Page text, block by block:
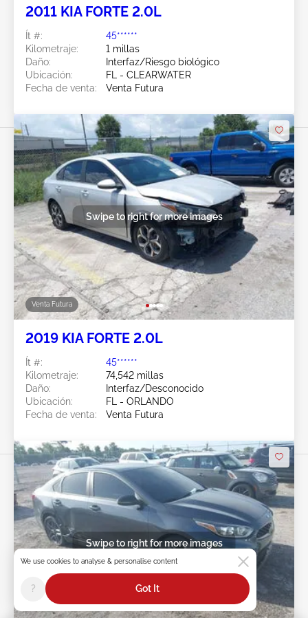
2011 KIA FORTE 2.0L
Ít #:
45******
Kilometraje:
1 millas
Daño:
Interfaz/Riesgo biológico
Ubicación:
FL - CLEARWATER
Fecha de venta:
Venta Futura
Venta Futura
Swipe to right for more images
2019 KIA FORTE 2.0L
Ít #:
45******
Kilometraje:
74,542 millas
Daño:
Interfaz/Desconocido
Ubicación:
FL - ORLANDO
Fecha de venta:
Venta Futura
Swipe to right for more images
We use cookies to analyse & personalise content
? Got It